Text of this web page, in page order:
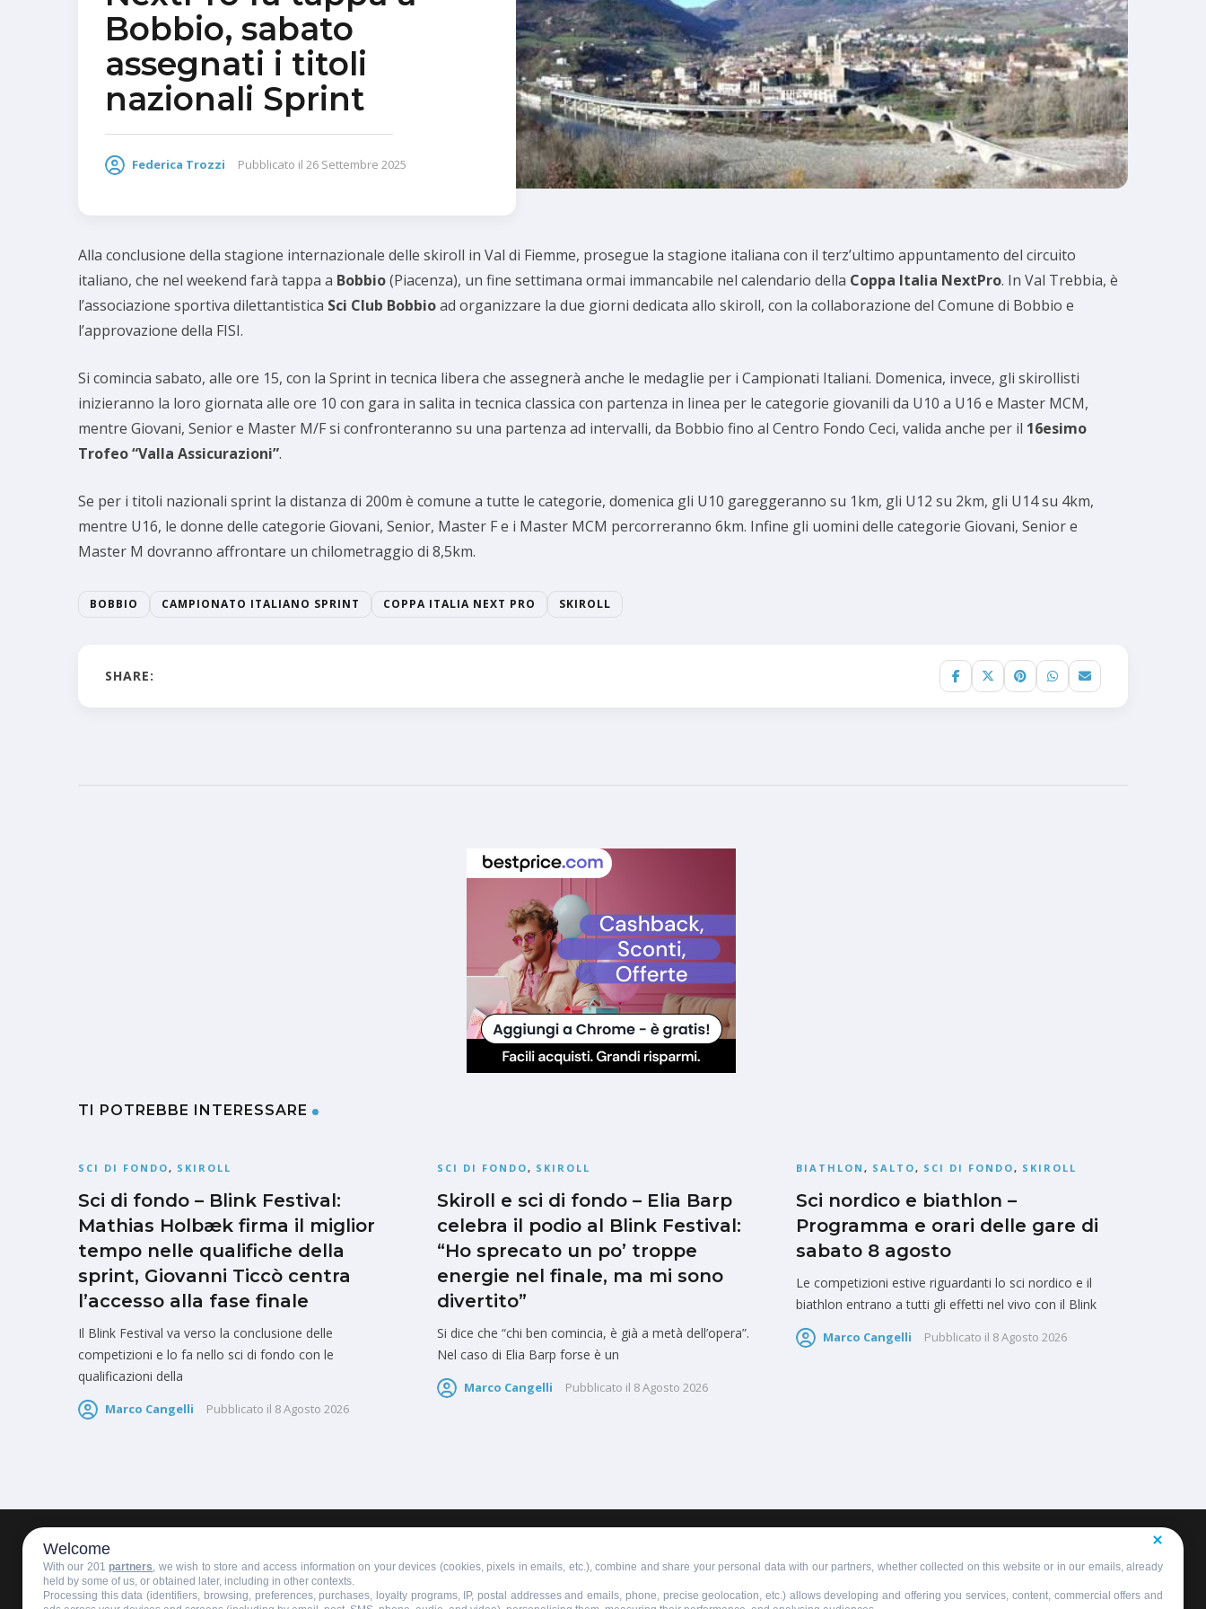
Bobbio, sabato
assegnati i titoli
nazionali Sprint
Federica Trozzi Pubblicato il 26 Settembre 2025
Alla conclusione della stagione internazionale delle skiroll in Val di Fiemme, prosegue la stagione italiana con il terz’ultimo appuntamento del circuito
italiano, che nel weekend farà tappa a Bobbio(Piacenza), un fine settimana ormai immancabile nel calendario della Coppa Italia NextPro. In Val Trebbia, è
l’associazione sportiva dilettantistica Sci Club Bobbioad organizzare la due giorni dedicata allo skiroll, con la collaborazione del Comune di Bobbio e
l’approvazione della FISI.
Si comincia sabato, alle ore 15, con la Sprint in tecnica libera che assegnerà anche le medaglie per i Campionati Italiani. Domenica, invece, gli skirollisti
inizieranno la loro giornata alle ore 10 con gara in salita in tecnica classica con partenza in linea per le categorie giovanili da U10 a U16 e Master MCM,
mentre Giovani, Senior e Master M/F si confronteranno su una partenza ad intervalli, da Bobbio fino al Centro Fondo Ceci, valida anche per il 16esimo
Trofeo “Valla Assicurazioni”.
Se per i titoli nazionali sprint la distanza di 200m è comune a tutte le categorie, domenica gli U10 gareggeranno su 1km, gli U12 su 2km, gli U14 su 4km,
mentre U16, le donne delle categorie Giovani, Senior, Master F e i Master MCM percorreranno 6km. Infine gli uomini delle categorie Giovani, Senior e
Master M dovranno affrontare un chilometraggio di 8,5km.
BOBBIO CAMPIONATO ITALIANO SPRINT COPPA ITALIA NEXT PRO SKIROLL
SHARE:
TI POTREBBE INTERESSARE
SCI DI FONDO, SKIROLL
Sci di fondo – Blink Festival:
Mathias Holbæk firma il miglior
tempo nelle qualifiche della
sprint, Giovanni Ticcò centra
l’accesso alla fase finale
Il Blink Festival va verso la conclusione delle
competizioni e lo fa nello sci di fondo con le
qualificazioni della
Marco Cangelli Pubblicato il 8 Agosto 2026
SCI DI FONDO, SKIROLL
Skiroll e sci di fondo – Elia Barp
celebra il podio al Blink Festival:
“Ho sprecato un po’ troppe
energie nel finale, ma mi sono
divertito”
Si dice che “chi ben comincia, è già a metà dell’opera”.
Nel caso di Elia Barp forse è un
Marco Cangelli Pubblicato il 8 Agosto 2026
BIATHLON , SALTO, SCI DI FONDO, SKIROLL
Sci nordico e biathlon –
Programma e orari delle gare di
sabato 8 agosto
Le competizioni estive riguardanti lo sci nordico e il
biathlon entrano a tutti gli effetti nel vivo con il Blink
Marco Cangelli Pubblicato il 8 Agosto 2026
HOMEPAGEREDAZIONE INVIA UN COMUNICATO STAMPAPUBBLICITÀSCRIVI AL DIRETTORE
Welcome
With our 201 partners, we wish to store and access information on your devices (cookies, pixels in emails, etc.), combine and share your personal data with our partners, whether collected on this website or in our emails, already
held by some of us, or obtained later, including in other contexts.
Processing this data (identifiers, browsing, preferences, purchases, loyalty programs, IP, postal addresses and emails, phone, precise geolocation, etc.) allows developing and offering you services, content, commercial offers and